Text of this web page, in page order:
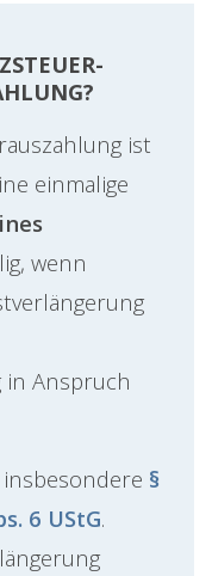
ist
einmalige
wenn
in Anspruch
§
6 UStG.